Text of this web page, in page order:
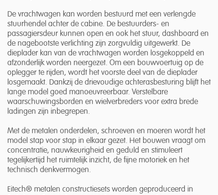
De vrachtwagen kan worden bestuurd met een verlengde
stuurhendel achter de cabine. De bestuurders- en
passagiersdeur kunnen open en ook het stuur, dashboard en
de nagebootste verlichting zijn zorgvuldig uitgewerkt. De
dieplader kan van de vrachtwagen worden losgekoppeld en
afzonderlijk worden neergezet. Om een bouwvoertuig op de
oplegger te rijden, wordt het voorste deel van de dieplader
losgemaakt. Dankzij de drievoudige achterasbesturing blijft het
lange model goed manoeuvreerbaar. Verstelbare
waarschuwingsborden en wielverbreders voor extra brede
ladingen zijn inbegrepen.
Met de metalen onderdelen, schroeven en moeren wordt het
model stap voor stap in elkaar gezet. Het bouwen vraagt om
concentratie, nauwkeurigheid en geduld en stimuleert
tegelijkertijd het ruimtelijk inzicht, de fijne motoriek en het
technisch denkvermogen.
Eitech® metalen constructiesets worden geproduceerd in